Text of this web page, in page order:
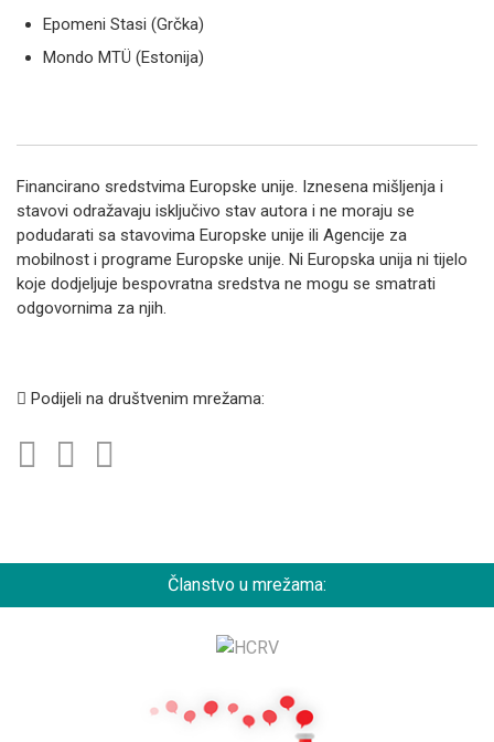
Epomeni Stasi (Grčka)
Mondo MTÜ (Estonija)
Financirano sredstvima Europske unije. Iznesena mišljenja i
stavovi odražavaju isključivo stav autora i ne moraju se
podudarati sa stavovima Europske unije ili Agencije za
mobilnost i programe Europske unije. Ni Europska unija ni tijelo
koje dodjeljuje bespovratna sredstva ne mogu se smatrati
odgovornima za njih.
Podijeli na društvenim mrežama:
Članstvo u mrežama: